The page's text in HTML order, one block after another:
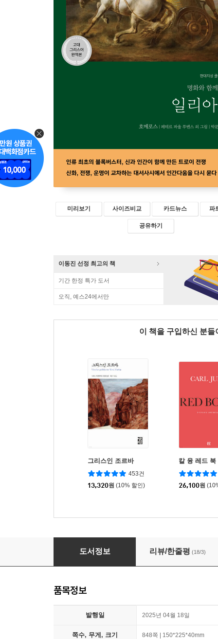
미리보기 사이즈비교 카드뉴스 파
공유하기
이동진 선정 최고의 책
기간 한정 특가 도서
오직, 예스24에서만
이 책을 구입하신 분
그리스인 조르바
453건
13,320원 (10% 할인)
칼 융 레드 북
26,100원
일리아스 (고대 그리스어 완역본)
도서정보 리뷰/한줄평 (18/3)
품목정보
발행일 2025년 04월 18일
쪽수, 무게, 크기 848쪽 | 150*225*40mm